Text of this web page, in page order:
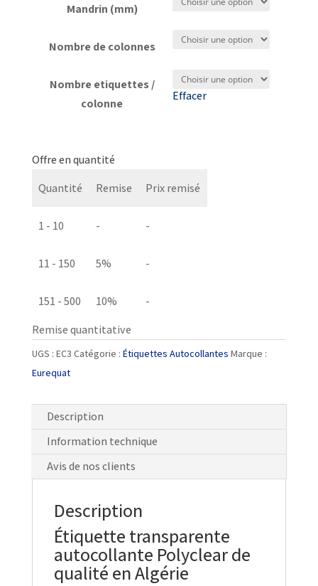
Mandrin (mm)
Nombre de colonnes
Nombre etiquettes /
colonne
Effacer
Etiquettes
Transparentes
EC3
Offre en quantité
Quantité
Remise Prix remisé
1 - 10 - -
11 - 150 5% -
151 - 500 10%
-
Remise quantitative
UGS : EC3 Catégorie : Étiquettes Autocollantes Marque :
Eurequat
Description
Information technique
Avis de nos clients
Description
Étiquette transparente
autocollante Polyclear de
qualité en Algérie